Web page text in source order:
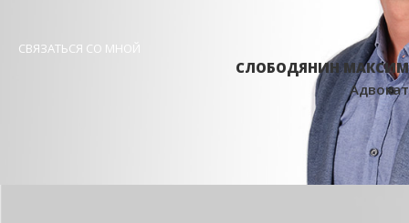
СВЯЗАТЬСЯ СО МНОЙ
СЛОБОДЯНИН МАКСИМ
Адвокат